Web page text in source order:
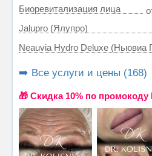
Биоревитализация лица
Jalupro (Ялупро)
Neauvia Hydro Deluxe (Ньювиа
➡️ Все услуги и цены (168)
🎁 Cкидка 10% по промокоду